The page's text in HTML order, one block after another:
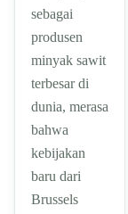
sebagai
produsen
minyak sawit
terbesar di
dunia, merasa
bahwa
kebijakan
baru dari
Brussels